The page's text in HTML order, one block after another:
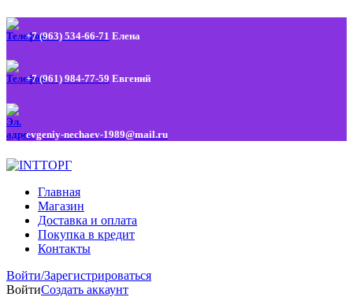
+7 (963) 534-66-71 Елена
+7 (961) 984-77-59 Евгений
evgeniy-nechaev-1989@mail.ru
Главная
Магазин
Доставка и оплата
Покупка в кредит
Контакты
Войти/Зарегистрироваться
ВойтиСоздать аккаунт